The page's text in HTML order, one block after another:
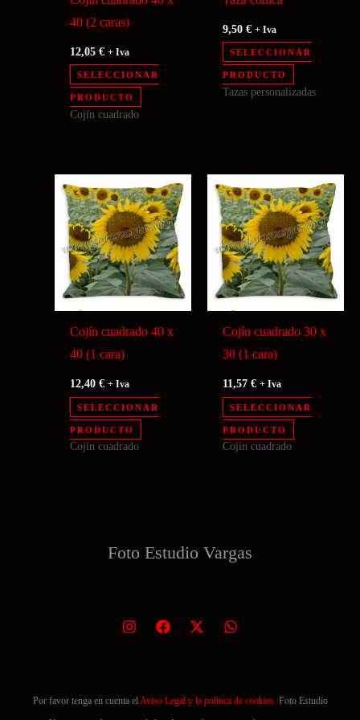
40 (2 caras)
12,05€ + Iva
SELECCIONAR
PRODUCTO
Cojín cuadrado
9,50€ + Iva
SELECCIONAR
PRODUCTO
Tazas personalizadas
Cojín cuadrado 40 x
40 (1 cara)
12,40€ + Iva
SELECCIONAR
PRODUCTO
Cojín cuadrado
Cojín cuadrado 30 x
30 (1 cara)
11,57€ + Iva
SELECCIONAR
PRODUCTO
Cojín cuadrado
Foto Estudio Vargas
Por favor tenga en cuenta elAviso Legal y la política de cookies. Foto Estudio